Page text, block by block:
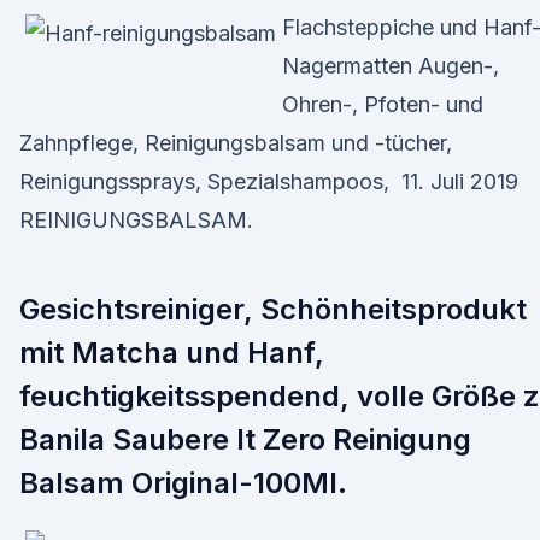
Flachsteppiche und Hanf-
Nagermatten Augen-,
Ohren-, Pfoten- und
Zahnpflege, Reinigungsbalsam und -tücher,
Reinigungssprays, Spezialshampoos, 11. Juli 2019
REINIGUNGSBALSAM.
Gesichtsreiniger, Schönheitsprodukt
mit Matcha und Hanf,
feuchtigkeitsspendend, volle Größe
Banila Saubere It Zero Reinigung
Balsam Original-100Ml.